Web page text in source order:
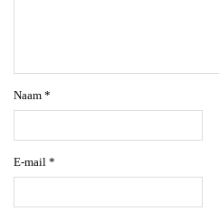
Naam *
E-mail *